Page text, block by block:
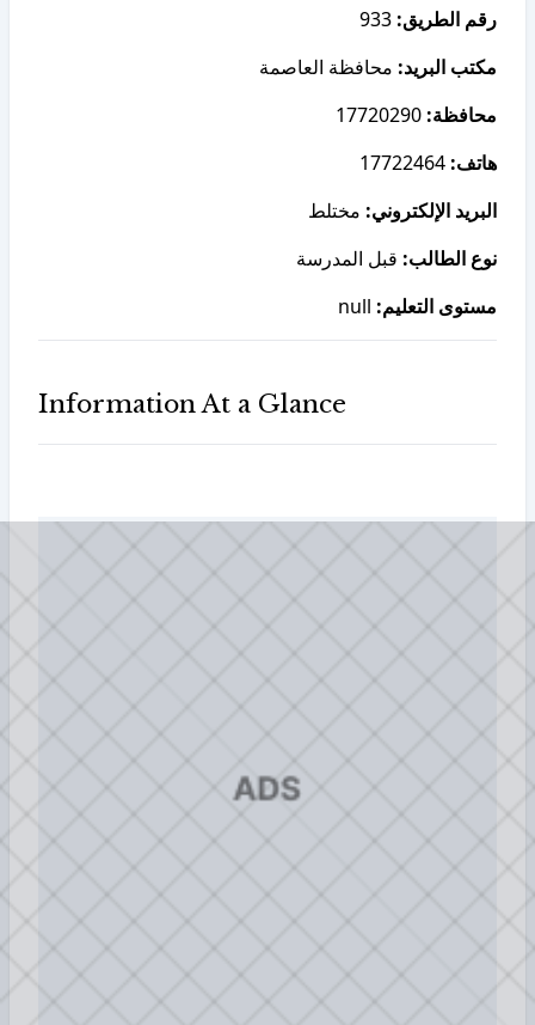
رقم الطريق:
مكتب البريد: محافظة العاصمة
محافظة:
هاتف:
البريد الإلكتروني: مختلط
نوع الطالب: قبل المدرسة
مستوى التعليم:
Information At a Glance